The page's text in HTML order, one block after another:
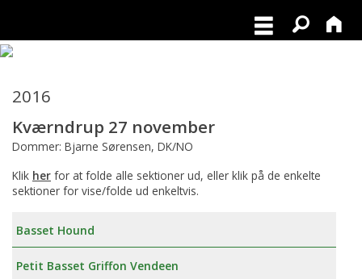
2016
Kværndrup 27 november
Dommer: Bjarne Sørensen, DK/NO
Klik her for at folde alle sektioner ud, eller klik på de enkelte
sektioner for vise/folde ud enkeltvis.
Basset Hound
Petit Basset Griffon Vendeen